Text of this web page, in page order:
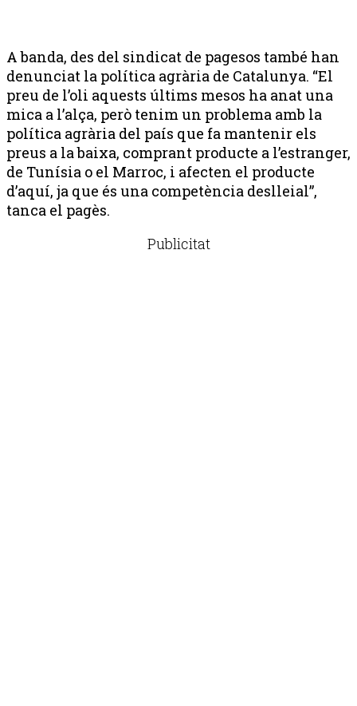
A banda, des del sindicat de pagesos també han
denunciat la política agrària de Catalunya. “El
preu de l’oli aquests últims mesos ha anat una
mica a l’alça, però tenim un problema amb la
política agrària del país que fa mantenir els
preus a la baixa, comprant producte a l’estranger,
de Tunísia o el Marroc, i afecten el producte
d’aquí, ja que és una competència deslleial”,
tanca el pagès.
Publicitat